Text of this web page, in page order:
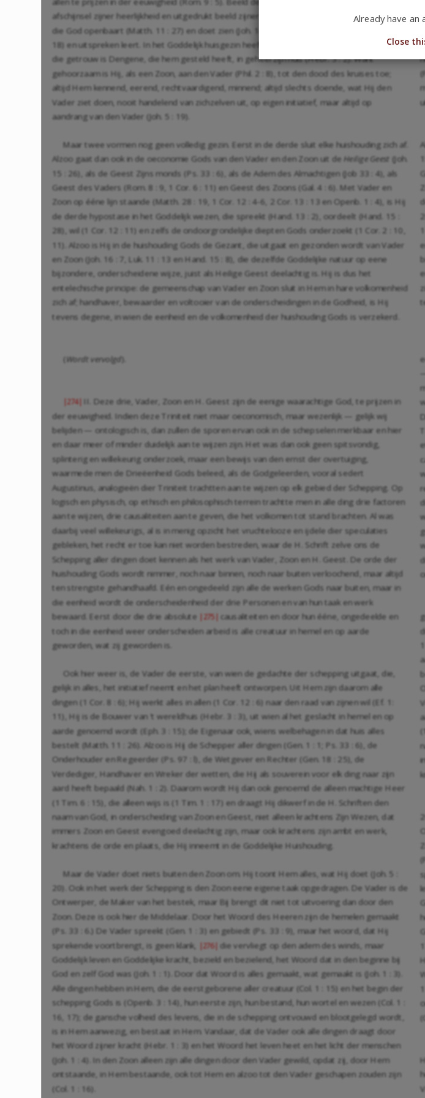
Already have an
Close
afschijnsel zijner heerlijkheid en uitgedrukt beeld zijner zelfstandigheid (Hebr. 1 : 3), is Hij het,
die God openbaart (Matth. 11 : 27) en doet zien (Joh. 14 : 9), zijn Naam ons Verklaart (Joh. 1 :
18) en uitspreken leert. In het Goddelijk huisgezin heeft Hij de taak van Huisverzorger,
|242|
die getrouw is Dengene, die hem gesteld heeft, in geheel zijn huis (Hebr. 3 : 2). Want
gehoorzaam is Hij, als een Zoon, aan den Vader (Phil. 2 : 8), tot den dood des kruises toe;
altijd Hem kennend, eerend, rechtvaardigend, minnend; altijd slechts doende, wat Hij den
Vader ziet doen, nooit handelend van zichzelven uit, op eigen initiatief, maar altijd op
aandrang van den Vader (Joh. 5 : 19).
Maar twee vormen nog geen volledig gezin. Eerst in de derde sluit elke huishouding zich af.
Alzoo gaat dan ook in de oeconomie Gods van den Vader en den Zoon uit de Heilige Geest (Joh.
15 : 26), als de Geest Zijns monds (Ps. 33 : 6), als de Adem des Almachtigen (Job 33 : 4), als
Geest des Vaders (Rom. 8 : 9, 1 Cor. 6 : 11) en Geest des Zoons (Gal. 4 : 6). Met Vader en
Zoon op ééne lijn staande (Matth. 28 : 19, 1 Cor. 12 : 4-6, 2 Cor. 13 : 13 en Openb. 1 : 4), is Hij
de derde hypostase in het Goddelijk wezen, die spreekt (Hand. 13 : 2), oordeelt (Hand. 15 :
28), wil (1 Cor. 12 : 11) en zelfs de ondoorgrondelijke diepten Gods onderzoekt (1 Cor. 2 : 10,
11). Alzoo is Hij in de huishouding Gods de Gezant, die uitgaat en gezonden wordt van Vader
en Zoon (Joh. 16 : 7, Luk. 11 : 13 en Hand. 15 : 8), die dezelfde Goddelijke natuur op eene
bijzondere, onderscheidene wijze, juist als Heilige Geest deelachtig is. Hij is dus het
entelechische principe: de gemeenschap van Vader en Zoon sluit in Hem in hare volkomenheid
zich af; handhaver, bewaarder en voltooier van de onderscheidingen in de Godheid, is Hij
tevens degene, in wien de eenheid en de volkomenheid der huishouding Gods is verzekerd.
( Wordt vervolgd).
|274| II. Deze drie, Vader, Zoon en H. Geest zijn de eenige waarachtige God, te prijzen in
der eeuwigheid. Indien deze Triniteit niet maar oeconomisch, maar wezenlijk — gelijk wij
belijden — ontologisch is, dan zullen de sporen ervan ook in de schepselen merkbaar en hier
en daar meer of minder duidelijk aan te wijzen zijn. Het was dan ook geen spitsvondig,
splinterig en willekeurig onderzoek, maar een bewijs van den ernst der overtuiging,
waarmede men de Drieëenheid Gods beleed, als de Godgeleerden, vooral sedert
Augustinus, analogieën dier Triniteit trachtten aan te wijzen op elk gebied der Schepping. Op
logisch en physisch, op ethisch en philosophisch terrein trachtte men in alle ding drie factoren
aan te wijzen, drie causaliteiten aan te geven, die het volkomen tot stand brachten. Al was
daarbij veel willekeurigs, al is in menig opzicht het vruchtelooze en ijdele dier speculaties
gebleken, het recht er toe kan niet worden bestreden, waar de H. Schrift zelve ons de
Schepping aller dingen doet kennen als het werk van Vader, Zoon en H. Geest. De orde der
huishouding Gods wordt nimmer, noch naar binnen, noch naar buiten verloochend, maar altijd
ten strengste gehandhaafd. Eén en ongedeeld zijn alle de werken Gods naar buiten, maar in
die eenheid wordt de onderscheidenheid der drie Personen en van hun taak en werk
bewaard. Eerst door die drie absolute
|275| causaliteiten en door hun ééne, ongedeelde en
toch in die eenheid weer onderscheiden arbeid is alle creatuur in hemel en op aarde
geworden, wat zij geworden is.
Ook hier weer is, de Vader de eerste, van wien de gedachte der schepping uitgaat, die,
gelijk in alles, het initiatief neemt en het plan heeft ontworpen. Uit Hem zijn daarom alle
dingen (1 Cor. 8 : 6); Hij werkt alles in allen (1 Cor. 12 : 6) naar den raad van zijnen wil (Ef. 1:
11), Hij is de Bouwer van 't wereldhuis (Hebr. 3 : 3), uit wien al het geslacht in hemel en op
aarde genoemd wordt (Eph. 3 : 15); de Eigenaar ook, wiens welbehagen in dat huis alles
bestelt (Matth. 11 : 26). Alzoo is Hij de Schepper aller dingen (Gen. 1 : 1; Ps. 33 : 6), de
Onderhouder en Regeerder (Ps. 97 : l), de Wetgever en Rechter (Gen. 18 : 25), de
Verdediger, Handhaver en Wreker der wetten, die Hij als souverein voor elk ding naar zijn
aard heeft bepaald (Nah. 1 : 2). Daarom wordt Hij dan ook genoemd de alleen machtige Heer
(1 Tim. 6 : 15), die alleen wijs is (1 Tim. 1 : 17) en draagt Hij dikwerf in de H. Schriften den
naam van God, in onderscheiding van Zoon en Geest, niet alleen krachtens Zijn Wezen, dat
immers Zoon en Geest evengoed deelachtig zijn, maar ook krachtens zijn ambt en werk,
krachtens de orde en plaats, die Hij inneemt in de Goddelijke Huishouding.
Maar de Vader doet niets buiten den Zoon om. Hij toont Hem alles, wat Hij doet (Joh. 5 :
20). Ook in het werk der Schepping is den Zoon eene eigene taak opgedragen. De Vader is de
Ontwerper, de Maker van het bestek, maar Bij brengt dit niet tot uitvoering dan door den
Zoon. Deze is ook hier de Middelaar. Door het Woord des Heeren zijn de hemelen gemaakt
(Ps. 33 : 6.) De Vader spreekt (Gen. 1 : 3) en gebiedt (Ps. 33 : 9), maar het woord, dat Hij
sprekende voortbrengt, is geen klank,
|276| die vervliegt op den adem des winds, maar
Goddelijk leven en Goddelijke kracht, bezield en bezielend, het Woord dat in den beginne bij
God en zelf God was (Joh. 1 : 1). Door dat Woord is alles gemaakt, wat gemaakt is (Joh. 1 : 3).
Alle dingen hebben in Hem, die de eerstgeborene aller creatuur (Col. 1 : 15) en het begin der
schepping Gods is (Openb. 3 : 14), hun eerste zijn, hun bestand, hun wortel en wezen (Col. 1 :
16, 17); de gansche volheid des levens, die in de schepping ontvouwd en blootgelegd wordt,
is in Hem aanwezig, en bestaat in Hem. Vandaar, dat de Vader ook alle dingen draagt door
het Woord zijner kracht (Hebr. 1 : 3) en het Woord het leven heet en het licht der menschen
(Joh. 1 : 4). In den Zoon alleen zijn alle dingen door den Vader gewild, opdat zij, door Hem
ontstaande, in Hem bestaande, ook tot Hem en alzoo tot den Vader geschapen zouden zijn
(Col. 1 : 16).